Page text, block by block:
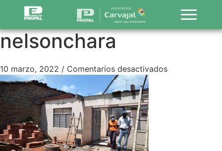
nelsonchara
10 marzo, 2022 / Comentarios desactivados